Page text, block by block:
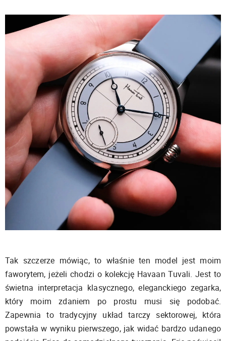
Tak szczerze mówiąc, to właśnie ten model jest moim
faworytem, jeżeli chodzi o kolekcję Havaan Tuvali. Jest to
świetna interpretacja klasycznego, eleganckiego zegarka,
który moim zdaniem po prostu musi się podobać.
Zapewnia to tradycyjny układ tarczy sektorowej, która
powstała w wyniku pierwszego, jak widać bardzo udanego